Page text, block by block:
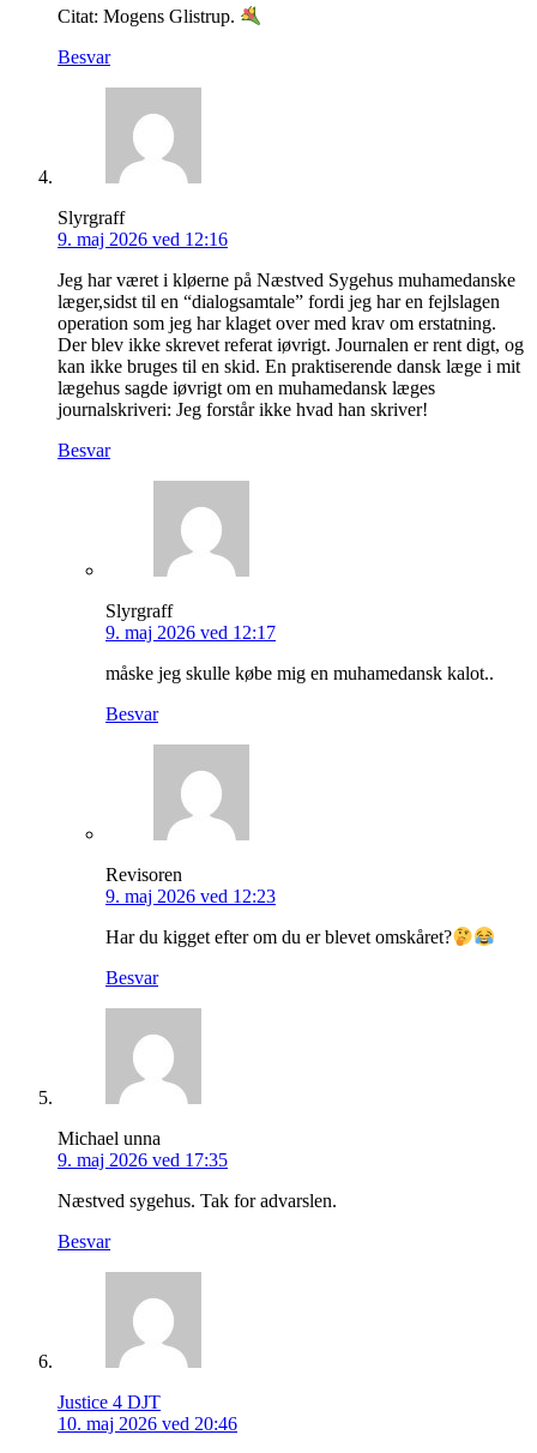
Citat: Mogens Glistrup.
Besvar
Slyrgraff
9. maj 2026 ved 12:16
Jeg har været i kløerne på Næstved Sygehus muhamedanske
læger,sidst til en “dialogsamtale” fordi jeg har en fejlslagen
operation som jeg har klaget over med krav om erstatning.
Der blev ikke skrevet referat iøvrigt. Journalen er rent digt, og
kan ikke bruges til en skid. En praktiserende dansk læge i mit
lægehus sagde iøvrigt om en muhamedansk læges
journalskriveri: Jeg forstår ikke hvad han skriver!
Besvar
Slyrgraff
9. maj 2026 ved 12:17
måske jeg skulle købe mig en muhamedansk kalot..
Besvar
Revisoren
9. maj 2026 ved 12:23
Har du kigget efter om du er blevet omskåret?
Besvar
Michael unna
9. maj 2026 ved 17:35
Næstved sygehus. Tak for advarslen.
Besvar
Justice 4 DJT
10. maj 2026 ved 20:46